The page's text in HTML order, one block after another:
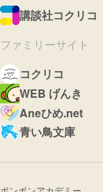
講談社コクリコ
ファミリーサイト
コクリコ
WEB げんき
Aneひめ.net
青い鳥文庫